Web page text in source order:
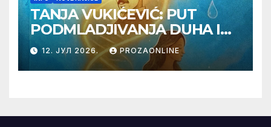
TANJA VUKIĆEVIĆ: PUT
PODMLADJIVANJA DUHA I
TELA SA TESLOM
12. ЈУЛ 2026. PROZAONLINE